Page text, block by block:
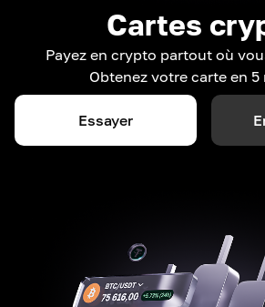
Cartes
Payez en crypto partout où
Obtenez votre carte en 5
Essayer